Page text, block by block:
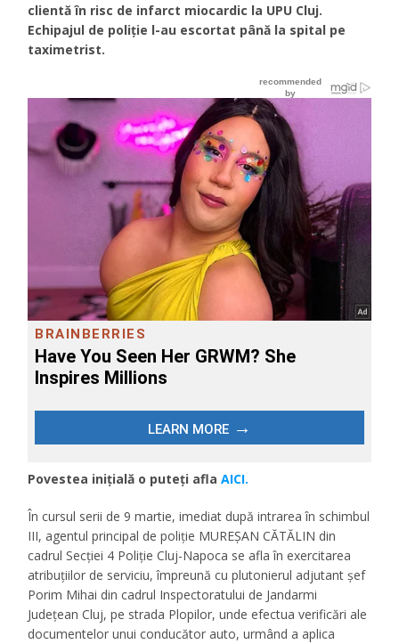
clientă în risc de infarct miocardic la UPU Cluj.
Echipajul de poliție l-au escortat până la spital pe
taximetrist.
Povestea inițială o puteți aflaAICI.
În cursul serii de 9 martie, imediat după intrarea în schimbul
III, agentul principal de poliție MUREȘAN CĂTĂLIN din
cadrul Secției 4 Poliție Cluj-Napoca se afla în exercitarea
atribuțiilor de serviciu, împreună cu plutonierul adjutant șef
Porim Mihai din cadrul Inspectoratului de Jandarmi
Județean Cluj, pe strada Plopilor, unde efectua verificări ale
documentelor unui conducător auto, urmând a aplica